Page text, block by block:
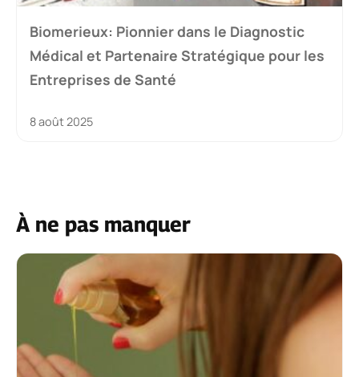
Biomerieux: Pionnier dans le Diagnostic
Médical et Partenaire Stratégique pour les
Entreprises de Santé
8 août 2025
À ne pas manquer